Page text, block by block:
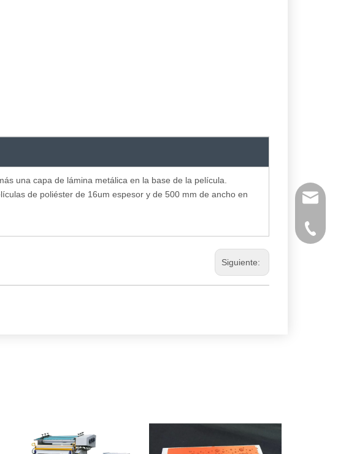
una capa de lámina metálica en la base de la película.
de poliéster de 16um espesor y de 500 mm de ancho en
Siguiente:
0086-